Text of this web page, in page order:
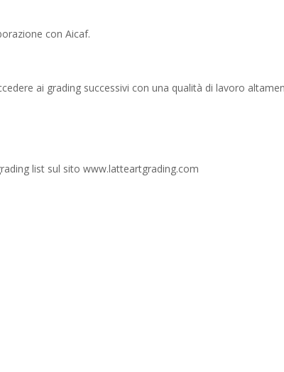
con Aicaf.
ai grading successivi con una qualità di lavoro
list sul sito www.latteartgrading.com